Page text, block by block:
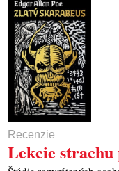
Recenzie
Lekcie